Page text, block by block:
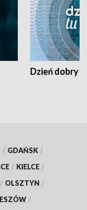
Dzień dobry
/ GDAŃSK /
/ KIELCE /
/ OLSZTYN /
/